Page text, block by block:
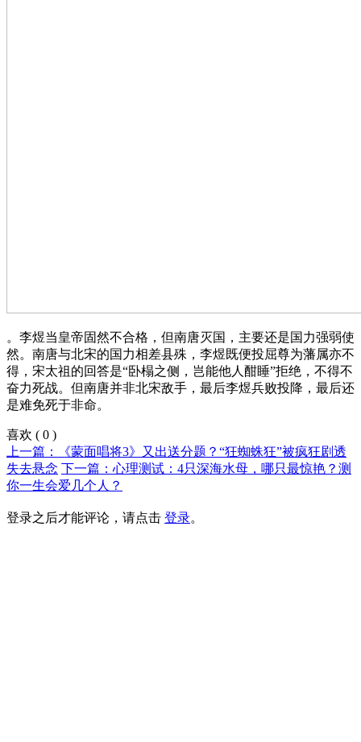
。李煜当皇帝固然不合格，但南唐灭国，主要还是国力强弱使
然。南唐与北宋的国力相差县殊，李煜既便投屈尊为藩属亦不
得，宋太祖的回答是“卧榻之侧，岂能他人酣睡”拒绝，不得不
奋力死战。但南唐并非北宋敌手，最后李煜兵败投降，最后还
是难免死于非命。
喜欢 ( 0 )
上一篇：《蒙面唱将3》又出送分题？“狂蜘蛛狂”被疯狂剧透
失去悬念 下一篇：心理测试：4只深海水母，哪只最惊艳？测
你一生会爱几个人？
登录之后才能评论，请点击 登录。